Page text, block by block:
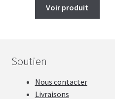
Voir produit
Soutien
Nous contacter
Livraisons